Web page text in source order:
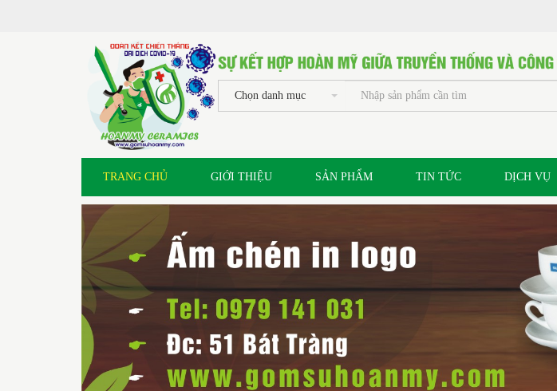
Chọn danh mục
TRANG CHỦ GIỚI THIỆU SẢN PHẨM TIN TỨC DỊCH VỤ